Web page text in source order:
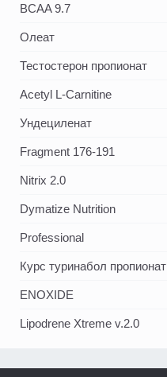
BCAA 9.7
Олеат
Тестостерон пропионат
Acetyl L-Carnitine
Ундециленат
Fragment 176-191
Nitrix 2.0
Dymatize Nutrition
Professional
Курс туринабол пропионат
ENOXIDE
Lipodrene Xtreme v.2.0